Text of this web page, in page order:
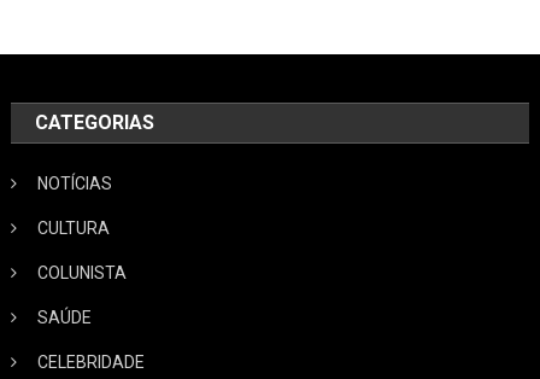
CATEGORIAS
NOTÍCIAS
CULTURA
COLUNISTA
SAÚDE
CELEBRIDADE